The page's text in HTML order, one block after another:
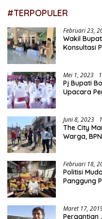
#TERPOPULER
Februari 23,
Wakil
Konsultasi
Mei 1, 2023
Pj Bupati
Upacara
Juni 8, 2023
The City
Warga,
Februari 18,
Politisi
Panggung
Maret 17,
Pergantian